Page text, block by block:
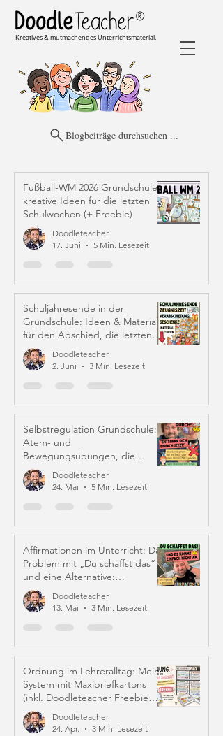
Kreatives & mutmachendes Unterrichtsmaterial.
Blogbeiträge durchsuchen ...
Fußball-WM 2026 Grundschule:
kreative Ideen für die letzten
Schulwochen (+ Freebie)
Doodleteacher
17. Juni
5 Min. Lesezeit
Schuljahresende in der
Grundschule: Ideen & Material
für den Abschied, die letzten
Schulwochen und Zeugniszeit
Doodleteacher
2. Juni
3 Min. Lesezeit
Selbstregulation Grundschule:
Atem- und
Bewegungsübungen, die
wirklich helfenDoodleteacher
24. Mai
5 Min. Lesezeit
Affirmationen im Unterricht: Das
Problem mit „Du schaffst das“
und eine Alternative:
Iffirmationen (!)
Doodleteacher
13. Mai
3 Min. Lesezeit
Ordnung im Lehreralltag: Mein
System mit Maxibriefkartons
(inkl. Doodleteacher Freebie
Labels) Doodleteacher
24. Apr.
3 Min. Lesezeit